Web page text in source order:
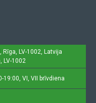
Rīga, LV-1002, Latvija
LV-1002
19:00, VI, VII brīvdiena